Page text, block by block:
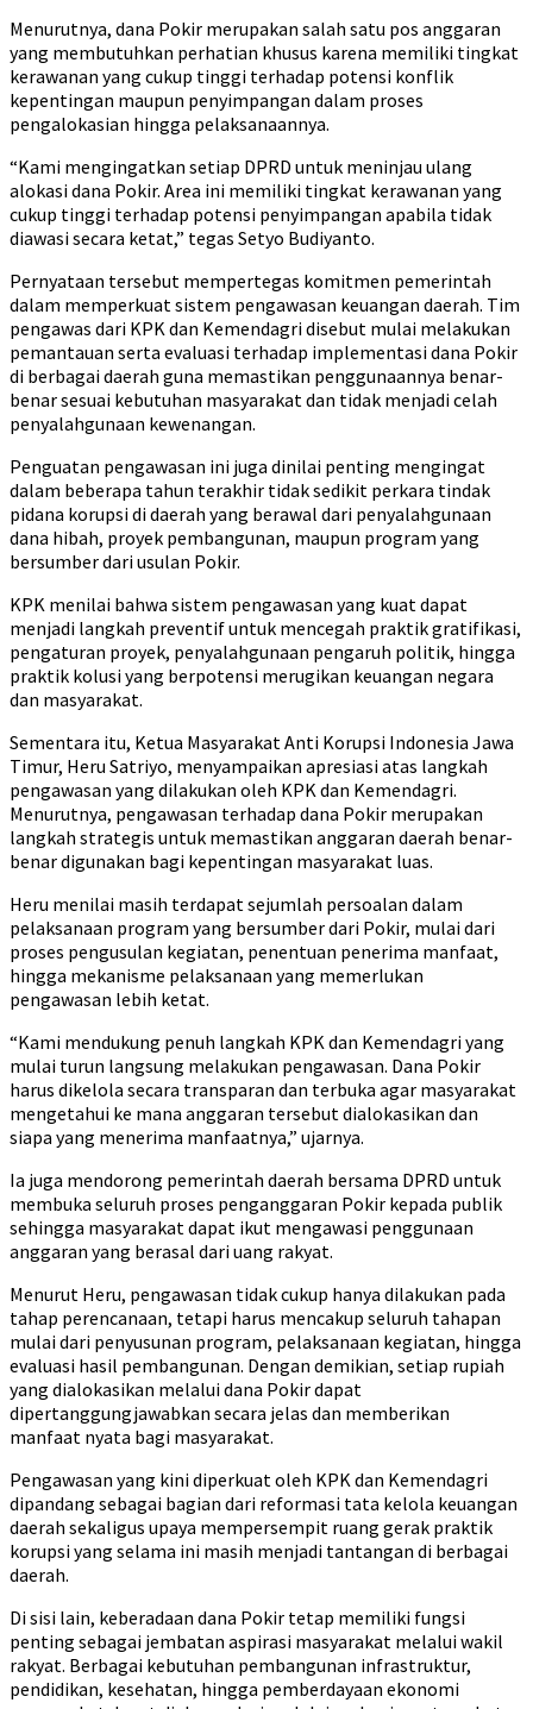
Menurutnya, dana Pokir merupakan salah satu pos anggaran
yang membutuhkan perhatian khusus karena memiliki tingkat
kerawanan yang cukup tinggi terhadap potensi konflik
kepentingan maupun penyimpangan dalam proses
pengalokasian hingga pelaksanaannya.
“Kami mengingatkan setiap DPRD untuk meninjau ulang
alokasi dana Pokir. Area ini memiliki tingkat kerawanan yang
cukup tinggi terhadap potensi penyimpangan apabila tidak
diawasi secara ketat,” tegas Setyo Budiyanto.
Pernyataan tersebut mempertegas komitmen pemerintah
dalam memperkuat sistem pengawasan keuangan daerah. Tim
pengawas dari KPK dan Kemendagri disebut mulai melakukan
pemantauan serta evaluasi terhadap implementasi dana Pokir
di berbagai daerah guna memastikan penggunaannya benar-
benar sesuai kebutuhan masyarakat dan tidak menjadi celah
penyalahgunaan kewenangan.
Penguatan pengawasan ini juga dinilai penting mengingat
dalam beberapa tahun terakhir tidak sedikit perkara tindak
pidana korupsi di daerah yang berawal dari penyalahgunaan
dana hibah, proyek pembangunan, maupun program yang
bersumber dari usulan Pokir.
KPK menilai bahwa sistem pengawasan yang kuat dapat
menjadi langkah preventif untuk mencegah praktik gratifikasi,
pengaturan proyek, penyalahgunaan pengaruh politik, hingga
praktik kolusi yang berpotensi merugikan keuangan negara
dan masyarakat.
Sementara itu, Ketua Masyarakat Anti Korupsi Indonesia Jawa
Timur, Heru Satriyo, menyampaikan apresiasi atas langkah
pengawasan yang dilakukan oleh KPK dan Kemendagri.
Menurutnya, pengawasan terhadap dana Pokir merupakan
langkah strategis untuk memastikan anggaran daerah benar-
benar digunakan bagi kepentingan masyarakat luas.
Heru menilai masih terdapat sejumlah persoalan dalam
pelaksanaan program yang bersumber dari Pokir, mulai dari
proses pengusulan kegiatan, penentuan penerima manfaat,
hingga mekanisme pelaksanaan yang memerlukan
pengawasan lebih ketat.
“Kami mendukung penuh langkah KPK dan Kemendagri yang
mulai turun langsung melakukan pengawasan. Dana Pokir
harus dikelola secara transparan dan terbuka agar masyarakat
mengetahui ke mana anggaran tersebut dialokasikan dan
siapa yang menerima manfaatnya,” ujarnya.
Ia juga mendorong pemerintah daerah bersama DPRD untuk
membuka seluruh proses penganggaran Pokir kepada publik
sehingga masyarakat dapat ikut mengawasi penggunaan
anggaran yang berasal dari uang rakyat.
Menurut Heru, pengawasan tidak cukup hanya dilakukan pada
tahap perencanaan, tetapi harus mencakup seluruh tahapan
mulai dari penyusunan program, pelaksanaan kegiatan, hingga
evaluasi hasil pembangunan. Dengan demikian, setiap rupiah
yang dialokasikan melalui dana Pokir dapat
dipertanggungjawabkan secara jelas dan memberikan
manfaat nyata bagi masyarakat.
Pengawasan yang kini diperkuat oleh KPK dan Kemendagri
dipandang sebagai bagian dari reformasi tata kelola keuangan
daerah sekaligus upaya mempersempit ruang gerak praktik
korupsi yang selama ini masih menjadi tantangan di berbagai
daerah.
Di sisi lain, keberadaan dana Pokir tetap memiliki fungsi
penting sebagai jembatan aspirasi masyarakat melalui wakil
rakyat. Berbagai kebutuhan pembangunan infrastruktur,
pendidikan, kesehatan, hingga pemberdayaan ekonomi